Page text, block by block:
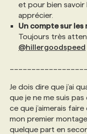
et pour bien savoir
apprécier.
Un compte sur les
Toujours très
@hillergoodspeed
Je dois dire que j’ai
que je ne me suis
ce que j’aimerais
mon premier
quelque part en